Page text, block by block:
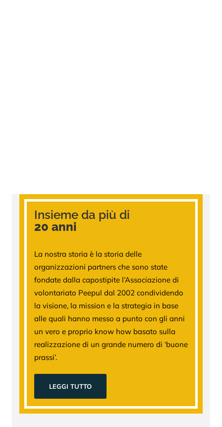
Insieme da più di
20 anni
La nostra storia è la storia delle
organizzazioni partners che sono state
fondate dalla capostipite l’Associazione di
volontariato Peepul dal 2002 condividendo
la visione, la mission e la strategia in base
alle quali hanno messo a punto con gli anni
un vero e proprio know how basato sulla
realizzazione di un grande numero di ‘buone
prassi’.
LEGGI TUTTO